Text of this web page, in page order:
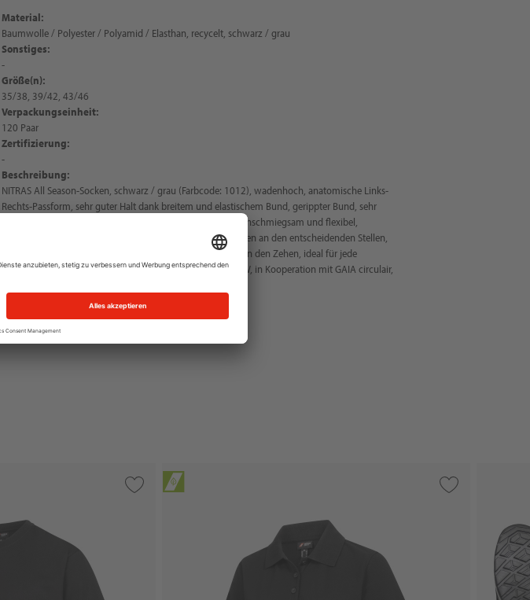
Material:
Baumwolle / Polyester / Polyamid / Elasthan, recycelt, schwarz / grau
Sonstiges:
-
Größe(n):
35/38, 39/42, 43/46
Verpackungseinheit:
120 Paar
Zertifizierung:
-
Beschreibung:
NITRAS All Season-Socken, schwarz / grau (Farbcode: 1012), wadenhoch, anatomische Links-
Rechts-Passform, sehr guter Halt dank breitem und elastischem Bund, gerippter Bund, sehr
angenehmer Tragekomfort, besonders atmungsaktiv, sehr anschmiegsam und flexibel,
ausgezeichnetes Tragegefühl dank spezieller 3D-Polsterungen an den entscheidenden Stellen,
robuste und abriebfeste Verstärkungen an der Ferse sowie an den Zehen, ideal für jede
Jahreszeit, aus recycelten Materialien gefertigt, NITRAS NOW, in Kooperation mit GAIA circulair,